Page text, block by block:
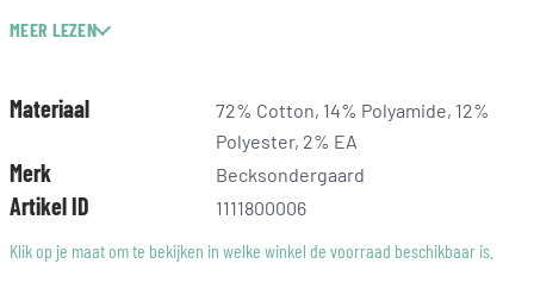
detail, zijn ze veelzijdig en passen ze goed bij verschillende
zowel stijl als comfort toe aan je kledingcollectie.
MEER LEZEN
Materiaal
72% Cotton, 14% Polyamide, 12%
Polyester, 2% EA
Merk Becksondergaard
Artikel ID
1111800006
Klik op je maat om te bekijken in welke winkel de voorraad beschikbaar is.